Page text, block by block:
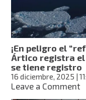
¡En peligro el
Ártico registra el
se tiene registro
16 diciembre, 2025 |
Leave a Commenton